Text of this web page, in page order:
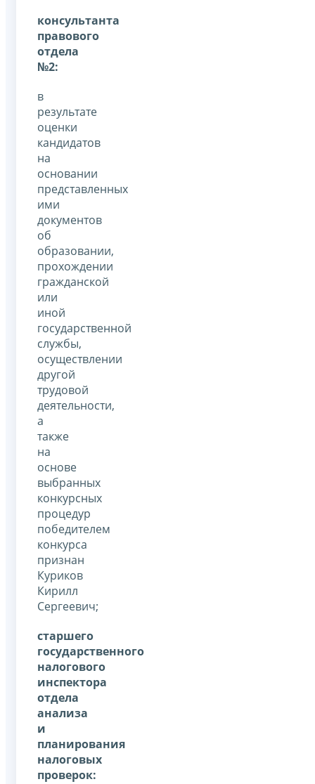
консультанта
правового
отдела
№2:
в
результате
оценки
кандидатов
на
основании
представленных
ими
документов
об
образовании,
прохождении
гражданской
или
иной
государственной
службы,
осуществлении
другой
трудовой
деятельности,
а
также
на
основе
выбранных
конкурсных
процедур
победителем
конкурса
признан
Куриков
Кирилл
Сергеевич;
старшего
государственного
налогового
инспектора
отдела
анализа
и
планирования
налоговых
проверок: